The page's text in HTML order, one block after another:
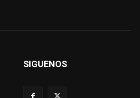
SIGUENOS